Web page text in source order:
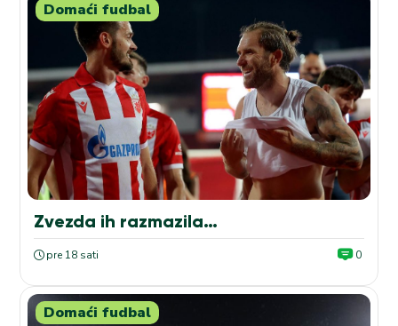
Domaći fudbal
Zvezda ih razmazila…
pre 18 sati 0
Domaći fudbal